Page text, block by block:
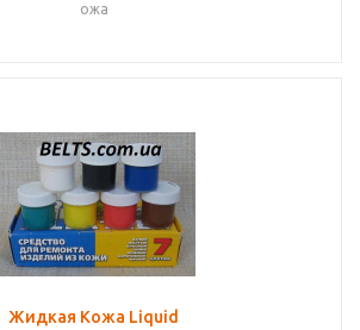
ожа
Жидкая Кожа Liquid